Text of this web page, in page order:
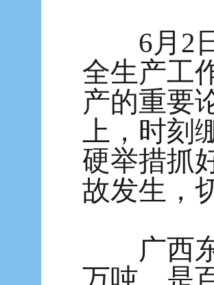
6月2日
全生产工
产的重要
上，时
硬举措抓
故发生，
广西东